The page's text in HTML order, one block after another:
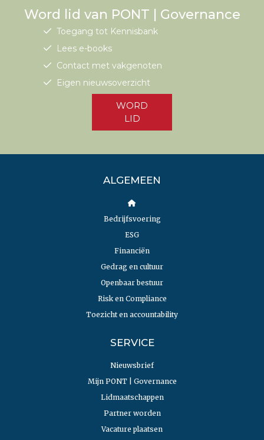
Word lid van PONT | Governance
Toegang tot Kennisbank
Lees e-books
Contact met vakgenoten
Eigen nieuwsoverzicht
WORD
LID
ALGEMEEN
Bedrijfsvoering
ESG
Financiën
Gedrag en cultuur
Openbaar bestuur
Risk en Compliance
Toezicht en accountability
SERVICE
Nieuwsbrief
Mijn PONT | Governance
Lidmaatschappen
Partner worden
Vacature plaatsen